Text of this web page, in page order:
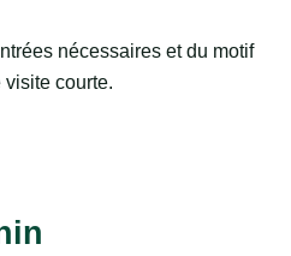
nécessaires et du motif
courte.